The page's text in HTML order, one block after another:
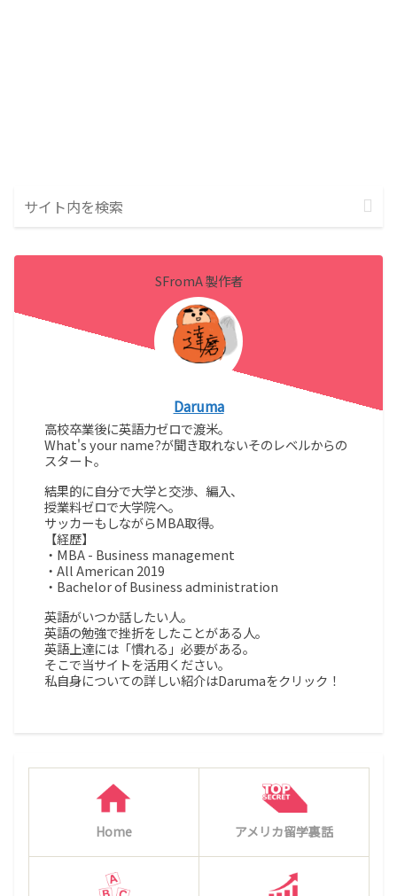
SFromA 製作者
Daruma
高校卒業後に英語力ゼロで渡米。
What's your name?が聞き取れないそのレベルからの
スタート。
結果的に自分で大学と交渉、編入、
授業料ゼロで大学院へ。
サッカーもしながらMBA取得。
【経歴】
・MBA - Business management
・All American 2019
・Bachelor of Business administration
英語がいつか話したい人。
英語の勉強で挫折をしたことがある人。
英語上達には「慣れる」必要がある。
そこで当サイトを活用ください。
私自身についての詳しい紹介はDarumaをクリック！
Home アメリカ留学裏話